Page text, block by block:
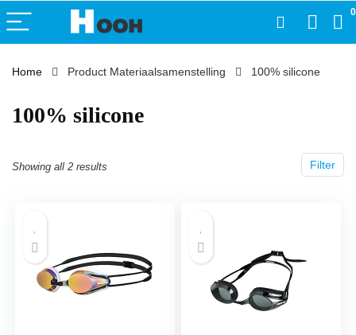
0
Home Product Materiaalsamenstelling ‎100% silicone
‎100% silicone
Filter
Showing all 2 results